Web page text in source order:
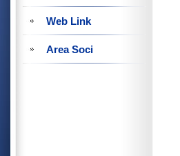
Web Link
Area Soci